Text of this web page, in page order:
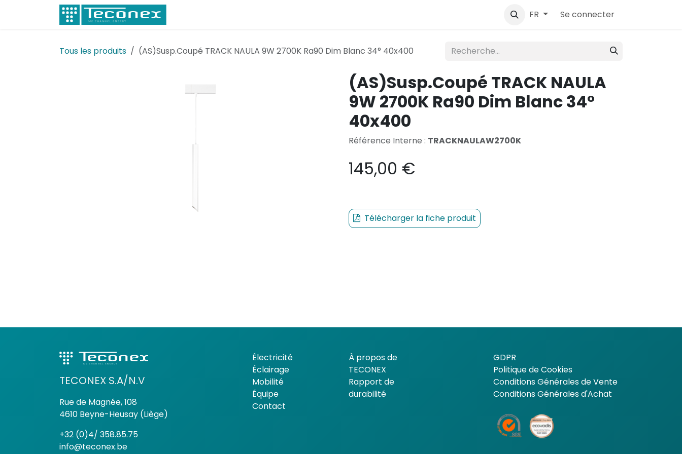
Se rendre au contenu
FR Se connecter
Tous les produits (AS)Susp.Coupé TRACK NAULA 9W 2700K Ra90 Dim Blanc 34° 40x400
(AS)Susp.Coupé TRACK NAULA
9W 2700K Ra90 Dim Blanc 34°
40x400
Référence Interne : TRACKNAULAW2700K
145,00 €
Télécharger la fiche produit
TECONEX S.A/N.V
Rue de Magnée, 108
4610 Beyne-Heusay (Liège)
+32 (0)4/ 358.85.75
info@teconex.be
Électricité
Éclairage
Mobilité
Équipe
Contact
À propos de
TECONEX
Rapport de
durabilité
GDPR
Politique de Cookies
Conditions Générales de Vente
Conditions Générales d'Achat